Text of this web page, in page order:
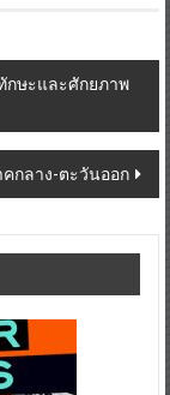
กษะและศักยภาพ
กลาง-ตะวันออก